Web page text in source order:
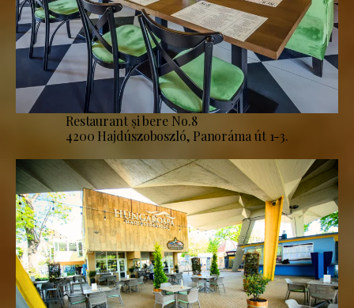
Restaurant și bere No.8
4200 Hajdúszoboszló, Panoráma út 1-3.